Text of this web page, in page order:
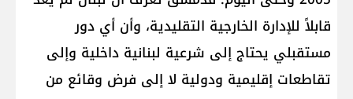
قابلاً للإدارة الخارجية التقليدية، وأن أي دور
مستقبلي يحتاج إلى شرعية لبنانية داخلية وإلى
تقاطعات إقليمية ودولية لا إلى فرض وقائع من